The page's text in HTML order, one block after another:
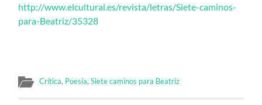
http://www.elcultural.es/revista/letras/Siete-caminos-
para-Beatriz/35328
Crítica, Poesía,Siete caminos para Beatriz